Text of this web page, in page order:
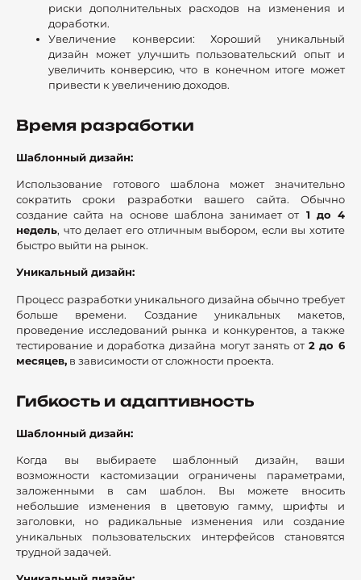
риски дополнительных расходов на изменения и
доработки.
Увеличение конверсии: Хороший уникальный
дизайн может улучшить пользовательский опыт и
увеличить конверсию, что в конечном итоге может
привести к увеличению доходов.
Время разработки
Шаблонный дизайн:
Использование готового шаблона может значительно
сократить сроки разработки вашего сайта. Обычно
создание сайта на основе шаблона занимает от 1 до 4
недель, что делает его отличным выбором, если вы хотите
быстро выйти на рынок.
Уникальный дизайн:
Процесс разработки уникального дизайна обычно требует
больше времени. Создание уникальных макетов,
проведение исследований рынка и конкурентов, а также
тестирование и доработка дизайна могут занять от 2 до 6
месяцев, в зависимости от сложности проекта.
Гибкость и адаптивность
Шаблонный дизайн:
Когда вы выбираете шаблонный дизайн, ваши
возможности кастомизации ограничены параметрами,
заложенными в сам шаблон. Вы можете вносить
небольшие изменения в цветовую гамму, шрифты и
заголовки, но радикальные изменения или создание
уникальных пользовательских интерфейсов становятся
трудной задачей.